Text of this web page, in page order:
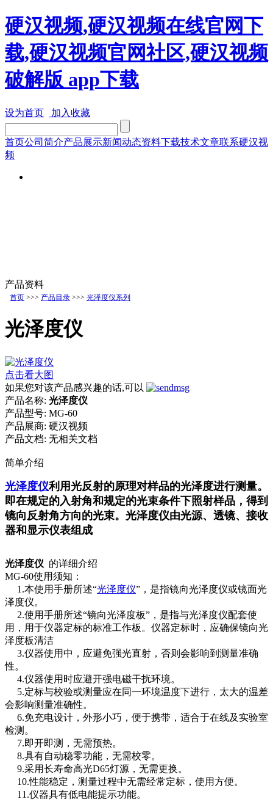
硬汉视频,硬汉视频在线官网下
载,硬汉视频官网社区,硬汉视频
破解版 app下载
设为首页 加入收藏
首页公司简介产品展示新闻动态资料下载技术文章联系硬汉视
频
产品资料
首页 >>> 产品目录 >>> 光泽度仪系列
光泽度仪
点击看大图
如果您对该产品感兴趣的话,可以
产品名称: 光泽度仪
产品型号: MG-60
产品展商: 硬汉视频
产品文档: 无相关文档
简单介绍
光泽度仪利用光反射的原理对样品的光泽度进行测量。
即在规定的入射角和规定的光束条件下照射样品，得到
镜向反射角方向的光束。光泽度仪由光源、透镜、接收
器和显示仪表组成
光泽度仪 的详细介绍
MG-60使用须知：
1.本使用手册所述“光泽度仪”，是指镜向光泽度仪或镜面光
泽度仪。
2.使用手册所述“镜向光泽度板”，是指与光泽度仪配套使
用，用于仪器定标的标准工作板。仪器定标时，应确保镜向光
泽度板清洁
3.仪器使用中，应避免强光直射，否则会影响到测量准确
性。
4.仪器使用时应避开强电磁干扰环境。
5.定标与校验或测量应在同一环境温度下进行，太大的温差
会影响测量准确性。
6.免充电设计，外形小巧，便于携带，适合于在线及实验室
检测。
7.即开即测，无需预热。
8.具有自动稳零功能，无需校零。
9.采用长寿命高光D65灯源，无需更换。
10.性能稳定，测量过程中无需经常定标，使用方便。
11.仪器具有低电能提示功能。